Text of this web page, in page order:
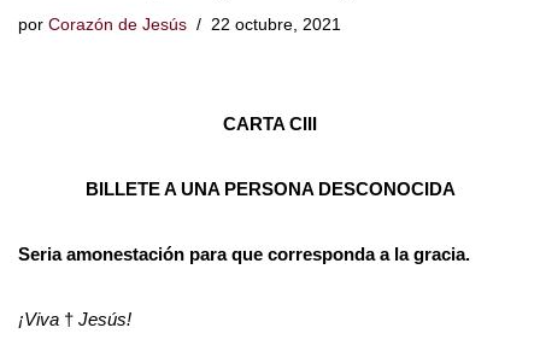
por Corazón de Jesús 22 octubre, 2021
CARTA CIII
BILLETE A UNA PERSONA DESCONOCIDA
Seria amonestación para que corresponda a la gracia.
¡Viva † Jesús!